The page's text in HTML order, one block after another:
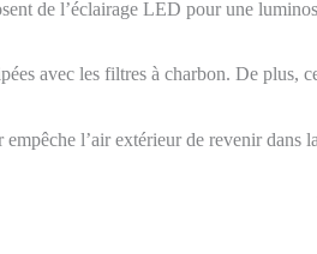
de l’éclairage LED pour une
avec les filtres à charbon. De plus,
l’air extérieur de revenir dans